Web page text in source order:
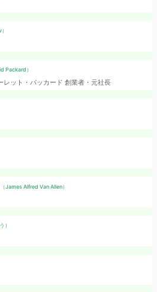
Packard）
レット・パッカード 創業者・元社長
（James Alfred Van Allen）
）